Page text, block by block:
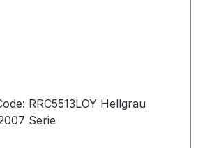
RRC5513LOY Hellgrau
Serie